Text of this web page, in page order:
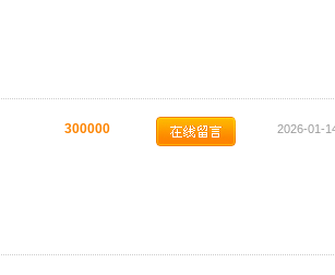
300000 2026-01-